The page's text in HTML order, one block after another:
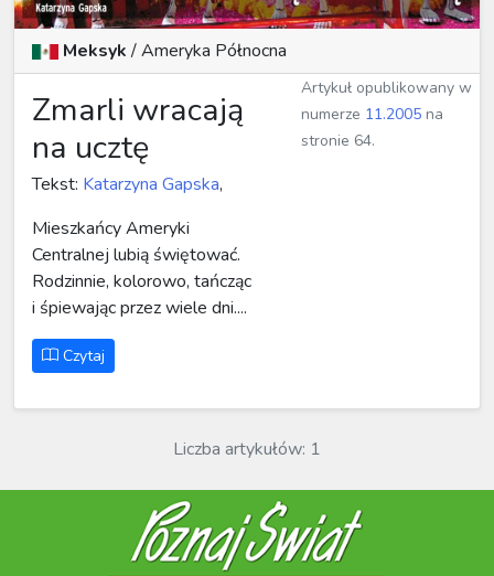
Meksyk/ Ameryka Północna
Zmarli wracają
na ucztę
Tekst: Katarzyna Gapska,
Mieszkańcy Ameryki
Centralnej lubią świętować.
Rodzinnie, kolorowo, tańcząc
i śpiewając przez wiele dni....
Czytaj
Artykuł opublikowany w
numerze 11.2005 na
stronie 64.
Liczba artykułów: 1